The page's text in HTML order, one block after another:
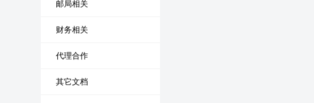
邮局相关
财务相关
代理合作
其它文档